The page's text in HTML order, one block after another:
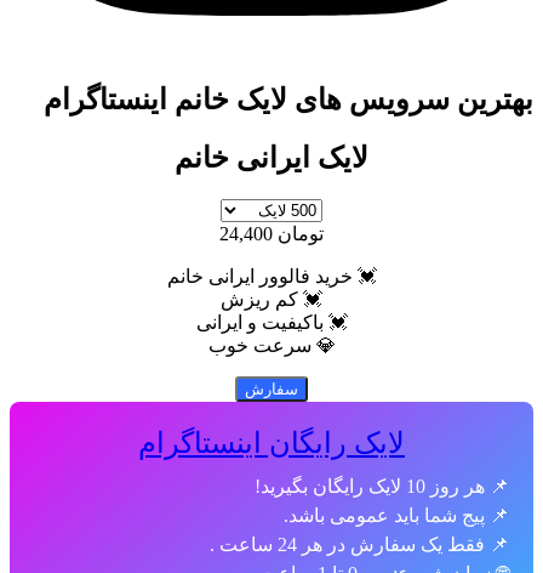
های لایک خانم اینستاگرام
لایک ایرانی خانم
💓 خرید فالوور ایرانی خانم
💓 باکیفیت و ایرانی
💎 سرعت خوب
لایک رایگان اینستاگرام
باید عمومی باشد.
در هر 24 ساعت .